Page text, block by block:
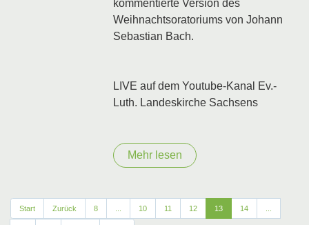
kommentierte Version des
Weihnachtsoratoriums von Johann
Sebastian Bach.
LIVE auf dem Youtube-Kanal Ev.-
Luth. Landeskirche Sachsens
Mehr lesen
Start Zurück 8 10 11 12 13 14